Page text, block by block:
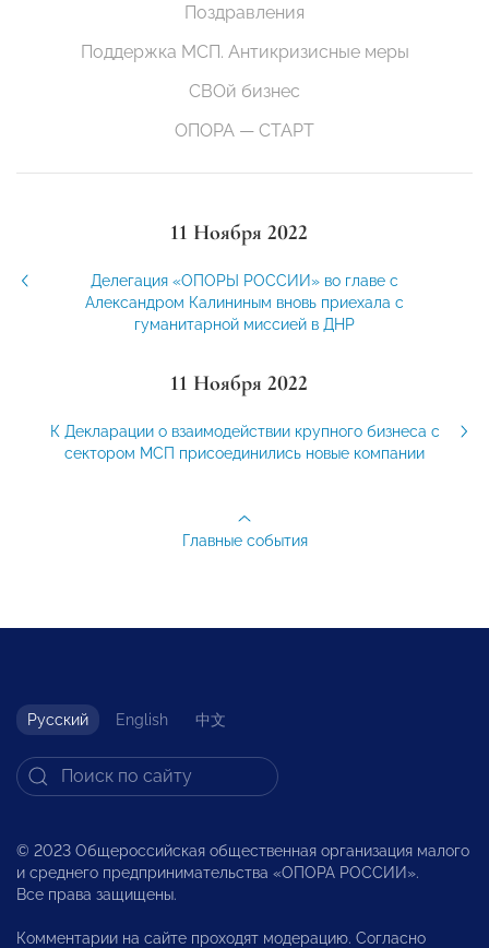
Поздравления
Поддержка МСП. Антикризисные меры
СВОй бизнес
ОПОРА — СТАРТ
11 Ноября 2022
Делегация «ОПОРЫ РОССИИ» во главе с
Александром Калининым вновь приехала с
гуманитарной миссией в ДНР
11 Ноября 2022
К Декларации о взаимодействии крупного бизнеса с
сектором МСП присоединились новые компании
Главные события
Русский English 中文
© 2023 Общероссийская общественная организация малого
и среднего предпринимательства «ОПОРА РОССИИ».
Все права защищены.
Комментарии на сайте проходят модерацию. Согласно